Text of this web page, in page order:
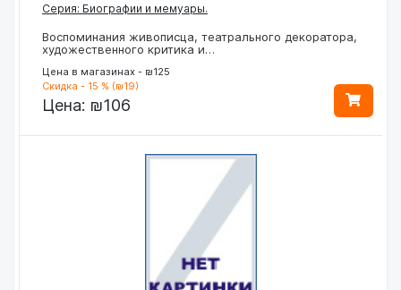
Серия: Биографии и мемуары.
Воспоминания живописца, театрального декоратора,
художественного критика и…
Цена в магазинах - ₪125
Скидка - 15 % (₪19)
Цена: ₪106